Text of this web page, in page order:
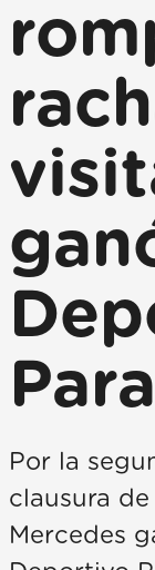
Por la
clausura
Mercedes